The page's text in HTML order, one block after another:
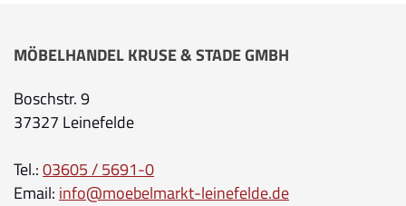
MÖBELHANDEL KRUSE & STADE GMBH
Boschstr. 9
37327 Leinefelde
Tel.:03605 / 5691-0
Email: info@moebelmarkt-leinefelde.de